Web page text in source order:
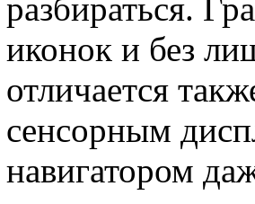
разбираться.
иконок и без
отличается
сенсорным
навигатором